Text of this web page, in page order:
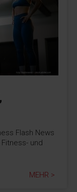
Flash News
und
MEHR >